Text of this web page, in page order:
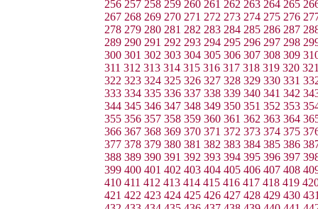
256 257 258 259 260 261 262 263 264 265
267 268 269 270 271 272 273 274 275 276
278 279 280 281 282 283 284 285 286 287
289 290 291 292 293 294 295 296 297 298
300 301 302 303 304 305 306 307 308 309
311 312 313 314 315 316 317 318 319 320
322 323 324 325 326 327 328 329 330 331
333 334 335 336 337 338 339 340 341 342
344 345 346 347 348 349 350 351 352 353
355 356 357 358 359 360 361 362 363 364
366 367 368 369 370 371 372 373 374 375
377 378 379 380 381 382 383 384 385 386
388 389 390 391 392 393 394 395 396 397
399 400 401 402 403 404 405 406 407 408
410 411 412 413 414 415 416 417 418 419
421 422 423 424 425 426 427 428 429 430